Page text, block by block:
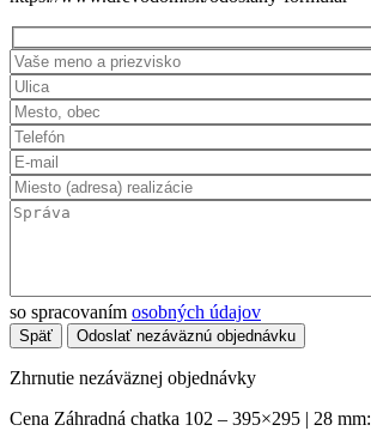
so spracovaním osobných údajov
Späť Odoslať nezáväznú objednávku
Zhrnutie nezáväznej objednávky
Cena Záhradná chatka 102 – 395×295 | 28 mm: